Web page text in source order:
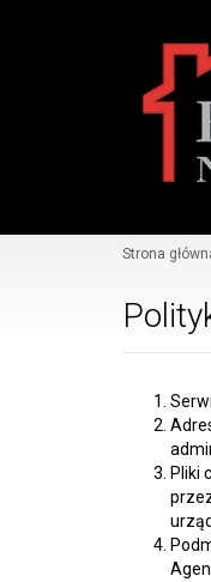
Strona
Pliki